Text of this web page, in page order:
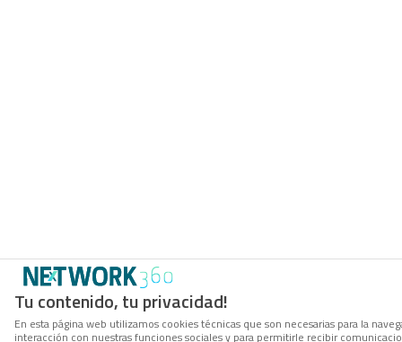
Tu contenido, tu privacidad!
En esta página web utilizamos cookies técnicas que son necesarias para la
interacción con nuestras funciones sociales y para permitirle recibir